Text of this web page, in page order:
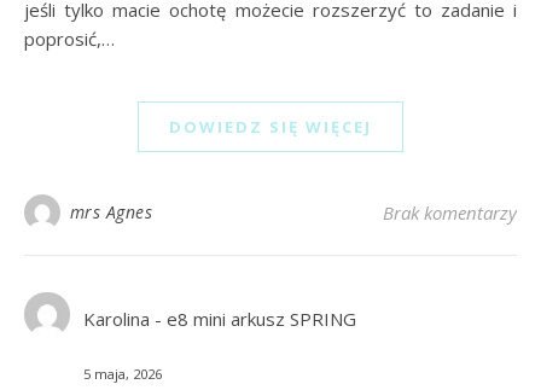
jeśli tylko macie ochotę możecie rozszerzyć to zadanie i
poprosić,…
DOWIEDZ SIĘ WIĘCEJ
mrs Agnes Brak komentarzy
Karolina - e8 mini arkusz SPRING
5 maja, 2026